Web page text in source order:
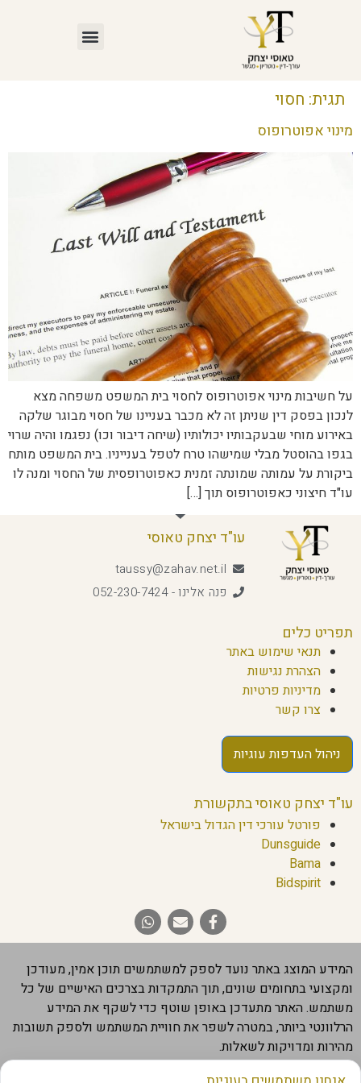
תגית: חסוי
מינוי אפוטרופוס
על חשיבות מינוי אפוטרופוס לחסוי בית המשפט משפחה מצא
לנכון בפסק דין שניתן זה לא מכבר בעניינו של חסוי מבוגר שלקה
באירוע מוחי שבעקבותיו יכולותיו (שיחה דיבור וכו) נפגמו והיה שרוי
בגפו בהוסטל מבלי שמישהו טרח לטפל בענייניו. בית המשפט מותח
ביקורת על עמותה שמונתה זמנית כאפוטרופסית של החסוי ומנה לו
עו"ד חיצוני כאפוטרופוס תוך […]
עו"ד יצחק טאוסי
taussy@zahav.net.il
פנה אלינו - 052-230-7424
תפריט כלים
תנאי שימוש באתר
הצהרת נגישות
מדיניות פרטיות
צרו קשר
ניהול העדפות עוגיות
עו"ד יצחק טאוסי בתקשורת
פורטל עורכי דין הגדול בישראל
Dunsguide
Bama
Bidspirit
המידע המוצג באתר נועד לספק למשתמשים תוכן אמין, מעודכן
ומקצועי בתחומים שונים, תוך התמקדות בצרכים האישיים של כל
משתמש. האתר מתעדכן באופן שוטף כדי לשקף את המידע
הרלוונטי ביותר, במטרה לשפר את חוויית המשתמש ולספק תשובות
מהירות ומדויקות לשאלות.
חשוב להבהיר שהמידע המוצג באתר מבוסס על מקורות מהימנים,